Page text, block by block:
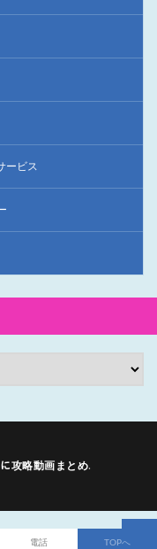
ービス
攻略動画まとめ.
電話 TOPへ